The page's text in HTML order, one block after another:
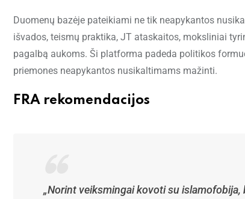
Duomenų bazėje pateikiami ne tik neapykantos
išvados, teismų praktika, JT ataskaitos, moksliniai
pagalbą aukoms. Ši platforma padeda politikos
priemones neapykantos nusikaltimams mažinti.
FRA rekomendacijos
„Norint veiksmingai kovoti su